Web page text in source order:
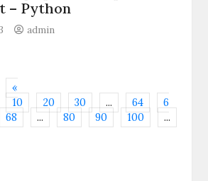
– Python
admin
«
10 20 30 ... 64
6
68 ... 80 90 100
...